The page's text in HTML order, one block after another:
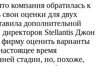
компания обратилась к
оценки для двух
дополнительной
Stellantis Джон
оценить варианты
время
стадии, но, похоже,